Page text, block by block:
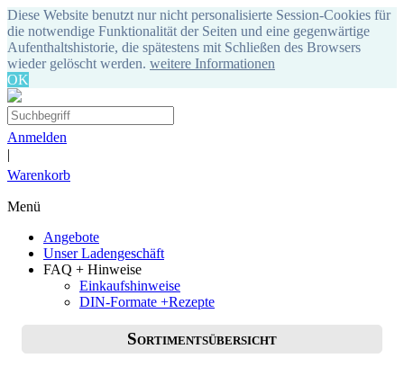
Diese Website benutzt nur nicht personalisierte Session-Cookies für
die notwendige Funktionalität der Seiten und eine gegenwärtige
Aufenthaltshistorie, die spätestens mit Schließen des Browsers
wieder gelöscht werden. weitere Informationen
OK
Anmelden
|
Warenkorb
Menü
Angebote
Unser Ladengeschäft
FAQ + Hinweise
Einkaufshinweise
DIN-Formate +Rezepte
Sortimentsübersicht